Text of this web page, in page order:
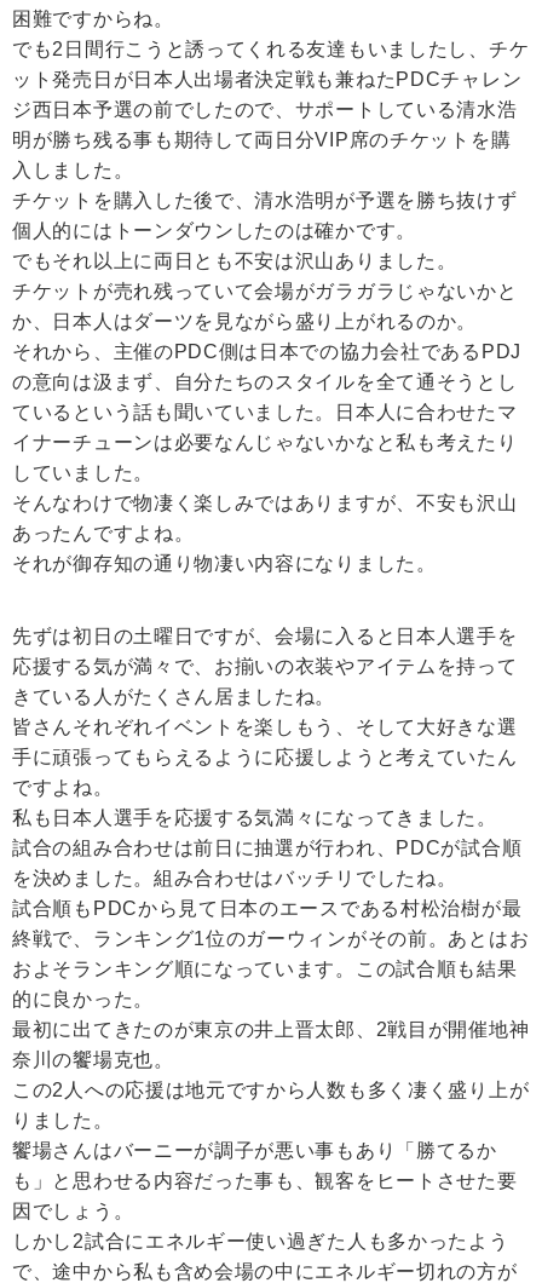
困難ですからね。
でも2日間行こうと誘ってくれる友達もいましたし、チケ
ット発売日が日本人出場者決定戦も兼ねたPDCチャレン
ジ西日本予選の前でしたので、サポートしている清水浩
明が勝ち残る事も期待して両日分VIP席のチケットを購
入しました。
チケットを購入した後で、清水浩明が予選を勝ち抜けず
個人的にはトーンダウンしたのは確かです。
でもそれ以上に両日とも不安は沢山ありました。
チケットが売れ残っていて会場がガラガラじゃないかと
か、日本人はダーツを見ながら盛り上がれるのか。
それから、主催のPDC側は日本での協力会社であるPDJ
の意向は汲まず、自分たちのスタイルを全て通そうとし
ているという話も聞いていました。日本人に合わせたマ
イナーチューンは必要なんじゃないかなと私も考えたり
していました。
そんなわけで物凄く楽しみではありますが、不安も沢山
あったんですよね。
それが御存知の通り物凄い内容になりました。
先ずは初日の土曜日ですが、会場に入ると日本人選手を
応援する気が満々で、お揃いの衣装やアイテムを持って
きている人がたくさん居ましたね。
皆さんそれぞれイベントを楽しもう、そして大好きな選
手に頑張ってもらえるように応援しようと考えていたん
ですよね。
私も日本人選手を応援する気満々になってきました。
試合の組み合わせは前日に抽選が行われ、PDCが試合順
を決めました。組み合わせはバッチリでしたね。
試合順もPDCから見て日本のエースである村松治樹が最
終戦で、ランキング1位のガーウィンがその前。あとはお
およそランキング順になっています。この試合順も結果
的に良かった。
最初に出てきたのが東京の井上晋太郎、2戦目が開催地神
奈川の饗場克也。
この2人への応援は地元ですから人数も多く凄く盛り上が
りました。
饗場さんはバーニーが調子が悪い事もあり「勝てるか
も」と思わせる内容だった事も、観客をヒートさせた要
因でしょう。
しかし2試合にエネルギー使い過ぎた人も多かったよう
で、途中から私も含め会場の中にエネルギー切れの方が